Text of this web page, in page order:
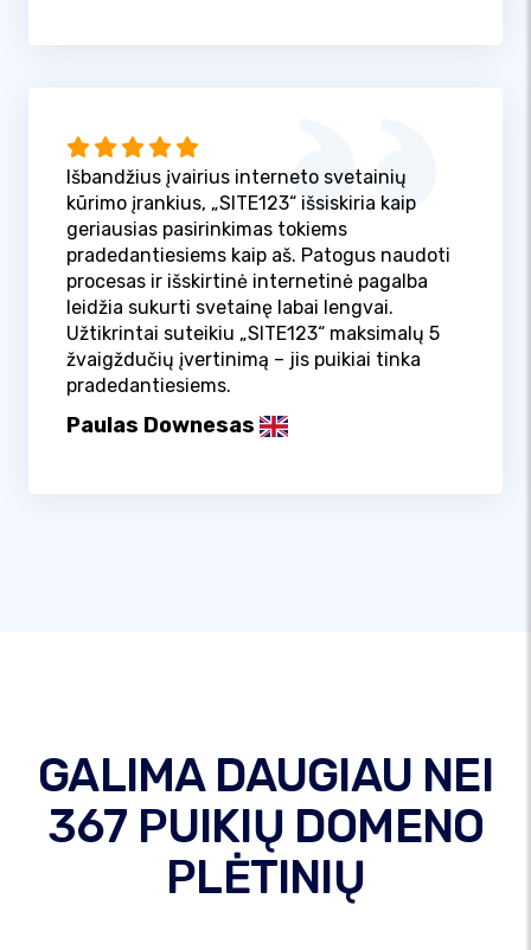
Išbandžius įvairius interneto svetainių
kūrimo įrankius, „SITE123“ išsiskiria kaip
geriausias pasirinkimas tokiems
pradedantiesiems kaip aš. Patogus naudoti
procesas ir išskirtinė internetinė pagalba
leidžia sukurti svetainę labai lengvai.
Užtikrintai suteikiu „SITE123“ maksimalų 5
žvaigždučių įvertinimą – jis puikiai tinka
pradedantiesiems.
Paulas Downesas
GALIMA DAUGIAU NEI
367 PUIKIŲ DOMENO
PLĖTINIŲ